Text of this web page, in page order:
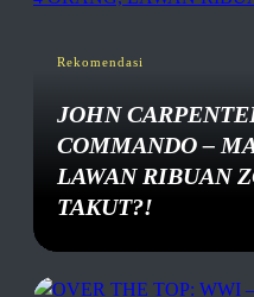
Rekomendasi
JOHN
COMMANDO –
LAWAN RIBUAN
TAKUT?!